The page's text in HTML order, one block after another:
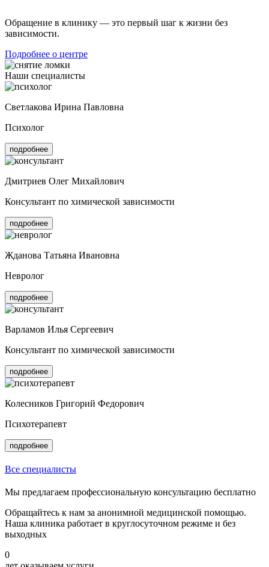
Обращение в клинику — это первый шаг к жизни без
зависимости.
Подробнее о центре
Наши специалисты
Светлакова Ирина Павловна
Психолог
подробнее
Дмитриев Олег Михайлович
Консультант по химической зависимости
подробнее
Жданова Татьяна Ивановна
Невролог
подробнее
Варламов Илья Сергеевич
Консультант по химической зависимости
подробнее
Колесников Григорий Федорович
Психотерапевт
подробнее
Все специалисты
Мы предлагаем профессиональную консультацию бесплатно
Обращайтесь к нам за анонимной медицинской помощью.
Наша клиника работает в круглосуточном режиме и без
выходных
0